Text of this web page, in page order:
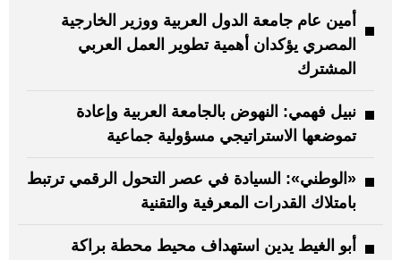
أمين عام جامعة الدول العربية ووزير الخارجية
المصري يؤكدان أهمية تطوير العمل العربي
المشترك
نبيل فهمي: النهوض بالجامعة العربية وإعادة
تموضعها الاستراتيجي مسؤولية جماعية
«الوطني»: السيادة في عصر التحول الرقمي ترتبط
بامتلاك القدرات المعرفية والتقنية
أبو الغيط يدين استهداف محيط محطة براكة